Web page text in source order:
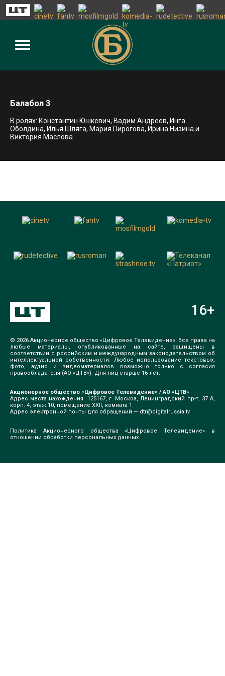
Балабол 3
В ролях: Константин Юшкевич, Вадим Андреев, Инга
Оболдина, Илья Шляга, Мария Пирогова, Ирина Низина и
Виктория Маслова
© 2026 Акционерное общество «Цифровое Телевидение». Все права на
любые материалы, опубликованные на сайте, защищены в
соответствии с российским и международным законодательством об
интеллектуальной собственности. Любое использование текстовых,
фото, аудио и видеоматериалов возможно только с согласия
правообладателя (АО «ЦТВ»). Для лиц старше 16 лет.
Акционерное общество «Цифровое Телевидение» / АО «ЦТВ»
Адрес места нахождения: 125167, г. Москва, Ленинградский пр-т, 37 А,
корп. 4, этаж 10, помещение XXII, комната 1.
Адрес электронной почты для обращений — dtr@digitalrussia.tv
Политика Акционерного общества «Цифровое Телевидение» в
отношении обработки персональных данных
16+